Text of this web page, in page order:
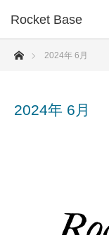
Rocket Base
ホーム2024年 6月
2024年 6月